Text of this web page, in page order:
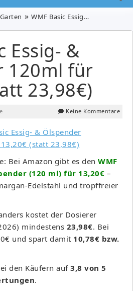
WMF Basic Essig- & Ölspender 120ml für 13,20€ (statt 23,98€)
Essig- &
120ml für
23,98€)
Keine Kommentare
Bei Amazon gibt es den WMF
(120 ml) für 13,20€ –
Edelstahl und tropffreier
kostet der Dosierer
mindestens 23,98€. Bei
und spart damit 10,78€ bzw.
den Käufern auf 3,8 von 5
.